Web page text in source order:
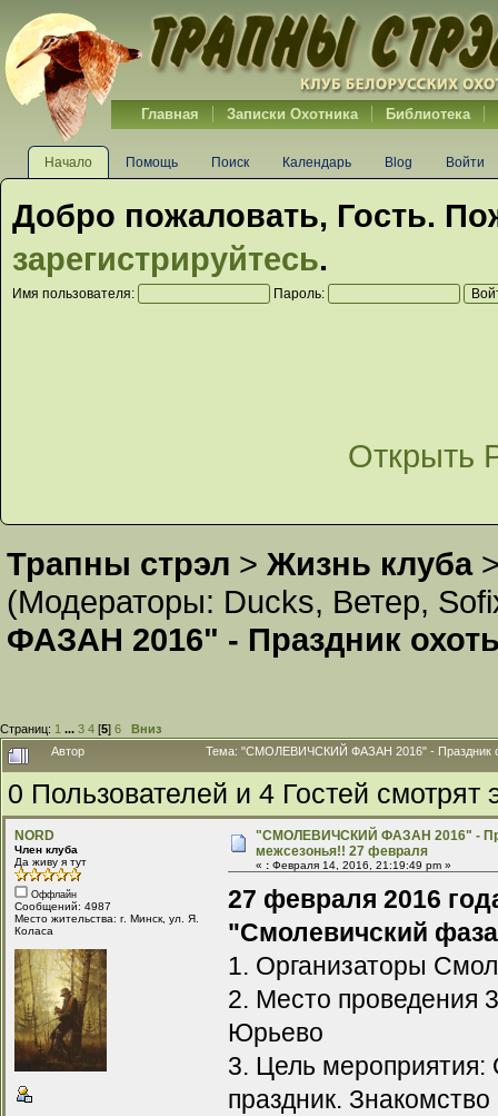
Главная Записки Охотника Библиотека
Начало Помощь Поиск Календарь Blog Войти
Добро пожаловать, Гость.
зарегистрируйтесь.
Имя пользователя: Пароль:
Открыть
Трапны стрэл > Жизнь клуба
(Модераторы: Ducks, Ветер,
ФАЗАН 2016" - Праздник
Страниц: 1 ... 3 4 [5] 6
Вниз
Автор
Тема: "СМОЛЕВИЧСКИЙ ФАЗАН 2016" - Праздник
0 Пользователей и 4 Гостей смотрят
NORD
Член клуба
Да живу я тут
Оффлайн
Сообщений: 4987
Место жительства: г. Минск, ул. Я.
Коласа
"СМОЛЕВИЧСКИЙ ФАЗАН 2016" -
межсезонья!! 27 февраля
« : Февраля 14, 2016, 21:19:49 pm »
27 февраля 2016
"Смолевичский
1. Организаторы
2. Место проведения
Юрьево
3. Цель
праздник.